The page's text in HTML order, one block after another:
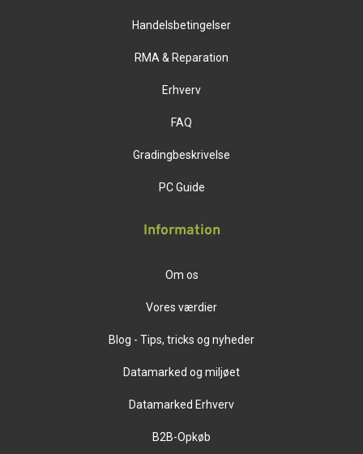
Handelsbetingelser
RMA & Reparation
Erhverv
FAQ
Gradingbeskrivelse
PC Guide
Information
Om os
Vores værdier
Blog - Tips, tricks og nyheder
Datamarked og miljøet
Datamarked Erhverv
B2B-Opkøb